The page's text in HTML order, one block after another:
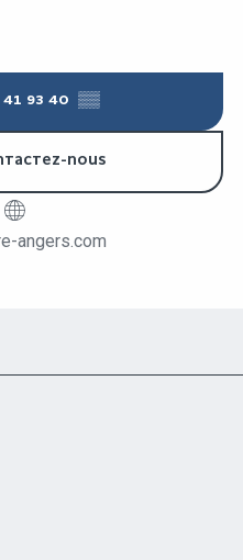
41 93 40 ▒▒
NOUS
angers.com